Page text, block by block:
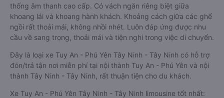
thống âm thanh cao cấp. Có vách ngăn riêng biệt giữa
khoang lái và khoang hành khách. Khoảng cách giữa các ghế
ngồi rất thoải mái, không nhồi nhét. Luôn đáp ứng được nhu
cầu về sang trọng, thoải mái và tiện nghi trong việc di chuyển.
Đây là loại xe Tuy An - Phú Yên Tây Ninh - Tây Ninh có hỗ trợ
đón/trả tận nơi miễn phí tại nội thành Tuy An - Phú Yên và nội
thành Tây Ninh - Tây Ninh, rất thuận tiện cho du khách.
Xe Tuy An - Phú Yên Tây Ninh - Tây Ninh limousine tốt nhất: